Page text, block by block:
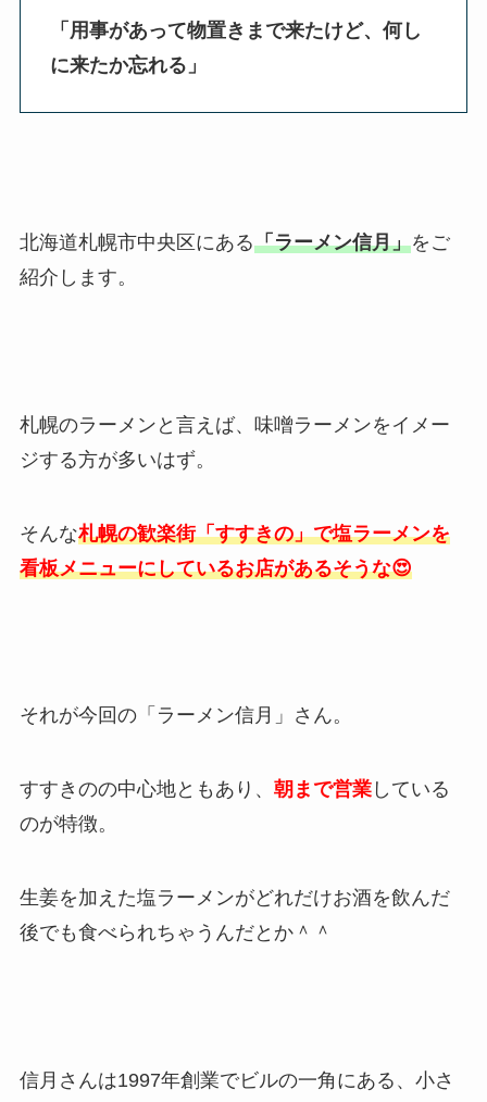
「用事があって物置きまで来たけど、何し
に来たか忘れる 」
北海道札幌市中央区にある「ラーメン信月」をご
紹介します。
札幌のラーメンと言えば、味噌ラーメンをイメー
ジする方が多いはず。
そんな札幌の歓楽街「すすきの」で塩ラーメンを
看板メニューにしているお店があるそうな😍
それが今回の「ラーメン信月」さん。
すすきのの中心地ともあり、 朝まで営業している
のが特徴。
生姜を加えた塩ラーメンがどれだけお酒を飲んだ
後でも食べられちゃうんだとか＾＾
信月さんは1997年創業でビルの一角にある、小さ